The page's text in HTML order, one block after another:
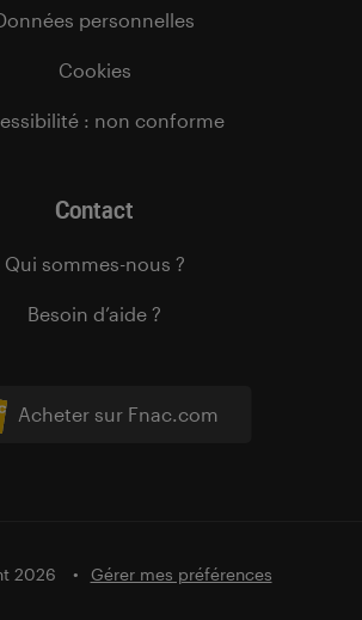
Acheter sur Fnac.com
personnelles
Cookies
: non conforme
Contact
Qui sommes-nous ?
Besoin d’aide ?
2026 Gérer mes préférences